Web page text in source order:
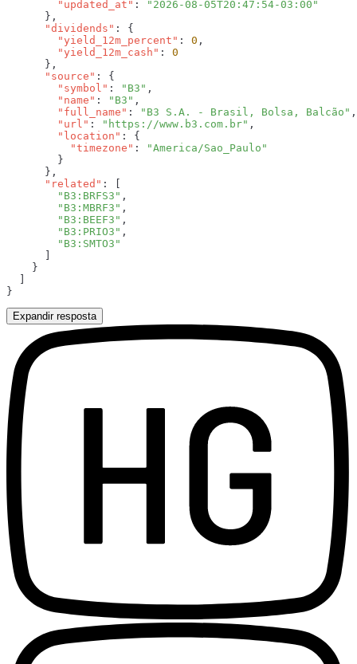
        "updated_at"
:
      "dividends"
        "yield_12m_percent"
: 0
        "yield_12m_cash"
:
      "source"
        "symbol"
: "B3"
        "name"
: "B3"
        "full_name"
:
"B3 S.A. - Brasil, Bolsa, Balcão"
        "url"
: "https://www.b3.com.br"
        "location"
          "timezone"
:
      "related"
        "B3:BRFS3"
        "B3:MBRF3"
        "B3:BEEF3"
        "B3:PRIO3"
Expandir resposta